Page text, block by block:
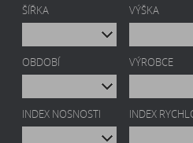
ŠÍŘKA VÝŠKA
OBDOBÍ VÝROBCE
INDEX NOSNOSTI INDEX